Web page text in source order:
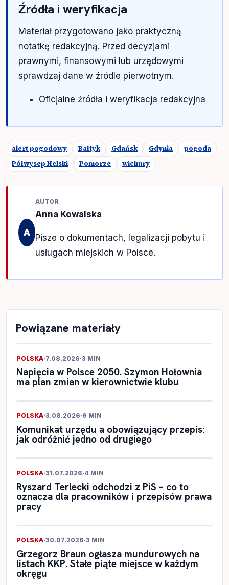
Źródła i weryfikacja
Materiał przygotowano jako praktyczną
notatkę redakcyjną. Przed decyzjami
prawnymi, finansowymi lub urzędowymi
sprawdzaj dane w źródle pierwotnym.
Oficjalne źródła i weryfikacja redakcyjna
alert pogodowy Bałtyk Gdańsk Gdynia
pogoda
Półwysep Helski
Pomorze wichury
A
AUTOR
Anna Kowalska
Pisze o dokumentach, legalizacji pobytu i
usługach miejskich w Polsce.
Powiązane materiały
POLSKA·7.08.2026·3 MIN
Napięcia w Polsce 2050. Szymon Hołownia
ma plan zmian w kierownictwie klubu
POLSKA·3.08.2026·9 MIN
Komunikat urzędu a obowiązujący przepis:
jak odróżnić jedno od drugiego
POLSKA·31.07.2026·4 MIN
Ryszard Terlecki odchodzi z PiS – co to
oznacza dla pracowników i przepisów prawa
pracy
POLSKA·30.07.2026·3 MIN
Grzegorz Braun ogłasza mundurowych na
listach KKP. Stałe piąte miejsce w każdym
okręgu